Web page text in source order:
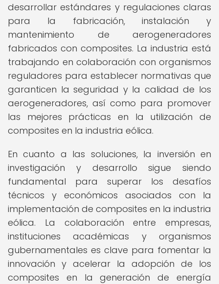
desarrollar estándares y regulaciones claras
para la fabricación, instalación y
mantenimiento de aerogeneradores
fabricados con composites. La industria está
trabajando en colaboración con organismos
reguladores para establecer normativas que
garanticen la seguridad y la calidad de los
aerogeneradores, así como para promover
las mejores prácticas en la utilización de
composites en la industria eólica.
En cuanto a las soluciones, la inversión en
investigación y desarrollo sigue siendo
fundamental para superar los desafíos
técnicos y económicos asociados con la
implementación de composites en la industria
eólica. La colaboración entre empresas,
instituciones académicas y organismos
gubernamentales es clave para fomentar la
innovación y acelerar la adopción de los
composites en la generación de energía